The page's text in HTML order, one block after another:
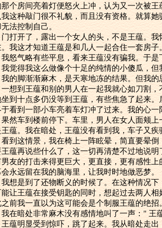
个房间亮着灯便怒火上冲，认为又一次被
这种敲门很不礼貌，而且没有资格。就算
法控制自己。
开了，露出一个女人的头，不是王蕴。我
我这才知道王蕴是和几人一起合住一套房子
气略有些平息，看来王蕴没有骗我。于是
觉得我这么做像个十足的纯情的小傻瓜，但
脚渐渐麻木，是天寒地冻的结果。但我的
一想到王蕴和别的男人在一起我就心如刀割
坐到十点多仍没等到王蕴，有些焦急了起来
看到一部小车亮着车灯冲了过来。我的心一
车到楼前停下。车里，男人在女人面颊上
王蕴。我在暗处，王蕴没有看到我，车子又疾
这情景，我在椅上一阵眩晕，简直要晕倒
王蕴再说些什么了，这一切再清楚不过地说
友的打击来得更巨大，更直接，更有感性
永远留在我的脑海里，让我时时地做恶梦。
是到了还物断义的时候了。在这种情况下
让王蕴在接受钥匙的同时，想起过去两人
前我一直以为这可能会是个制服王蕴的绝招
暗处非常麻木没有感情地叫了一声：" 王
明显受到惊吓，跳了起来。我从暗处走出